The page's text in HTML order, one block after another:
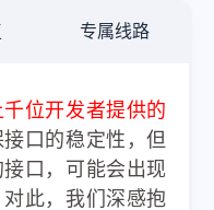
专属线路
位开发者提供的
口的稳定性，但
口，可能会出现
此，我们深感抱